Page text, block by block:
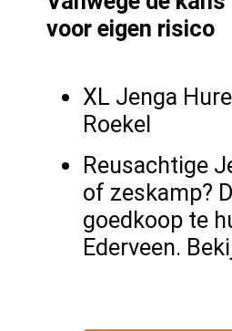
voor eigen risico
XL Jenga
Roekel
Reusachtige
of zeskamp?
goedkoop te
Ederveen.